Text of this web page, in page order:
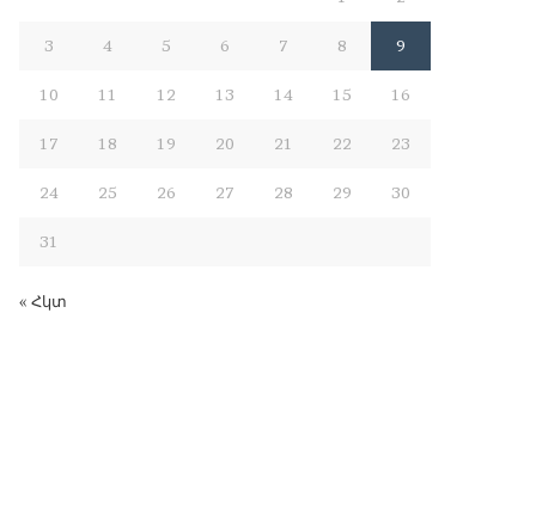
3 4 5 6 7 8 9
10 11 12 13 14 15 16
17 18 19 20 21 22 23
24 25 26 27 28 29 30
31
« Հկտ